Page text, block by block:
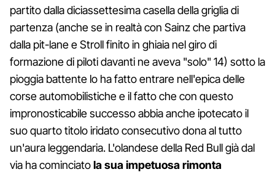
partito dalla diciassettesima casella della griglia di
partenza (anche se in realtà con Sainz che partiva
dalla pit-lane e Stroll finito in ghiaia nel giro di
formazione di piloti davanti ne aveva "solo" 14) sotto la
pioggia battente lo ha fatto entrare nell'epica delle
corse automobilistiche e il fatto che con questo
impronosticabile successo abbia anche ipotecato il
suo quarto titolo iridato consecutivo dona al tutto
un'aura leggendaria. L'olandese della Red Bull già dal
via ha cominciatola sua impetuosa rimonta